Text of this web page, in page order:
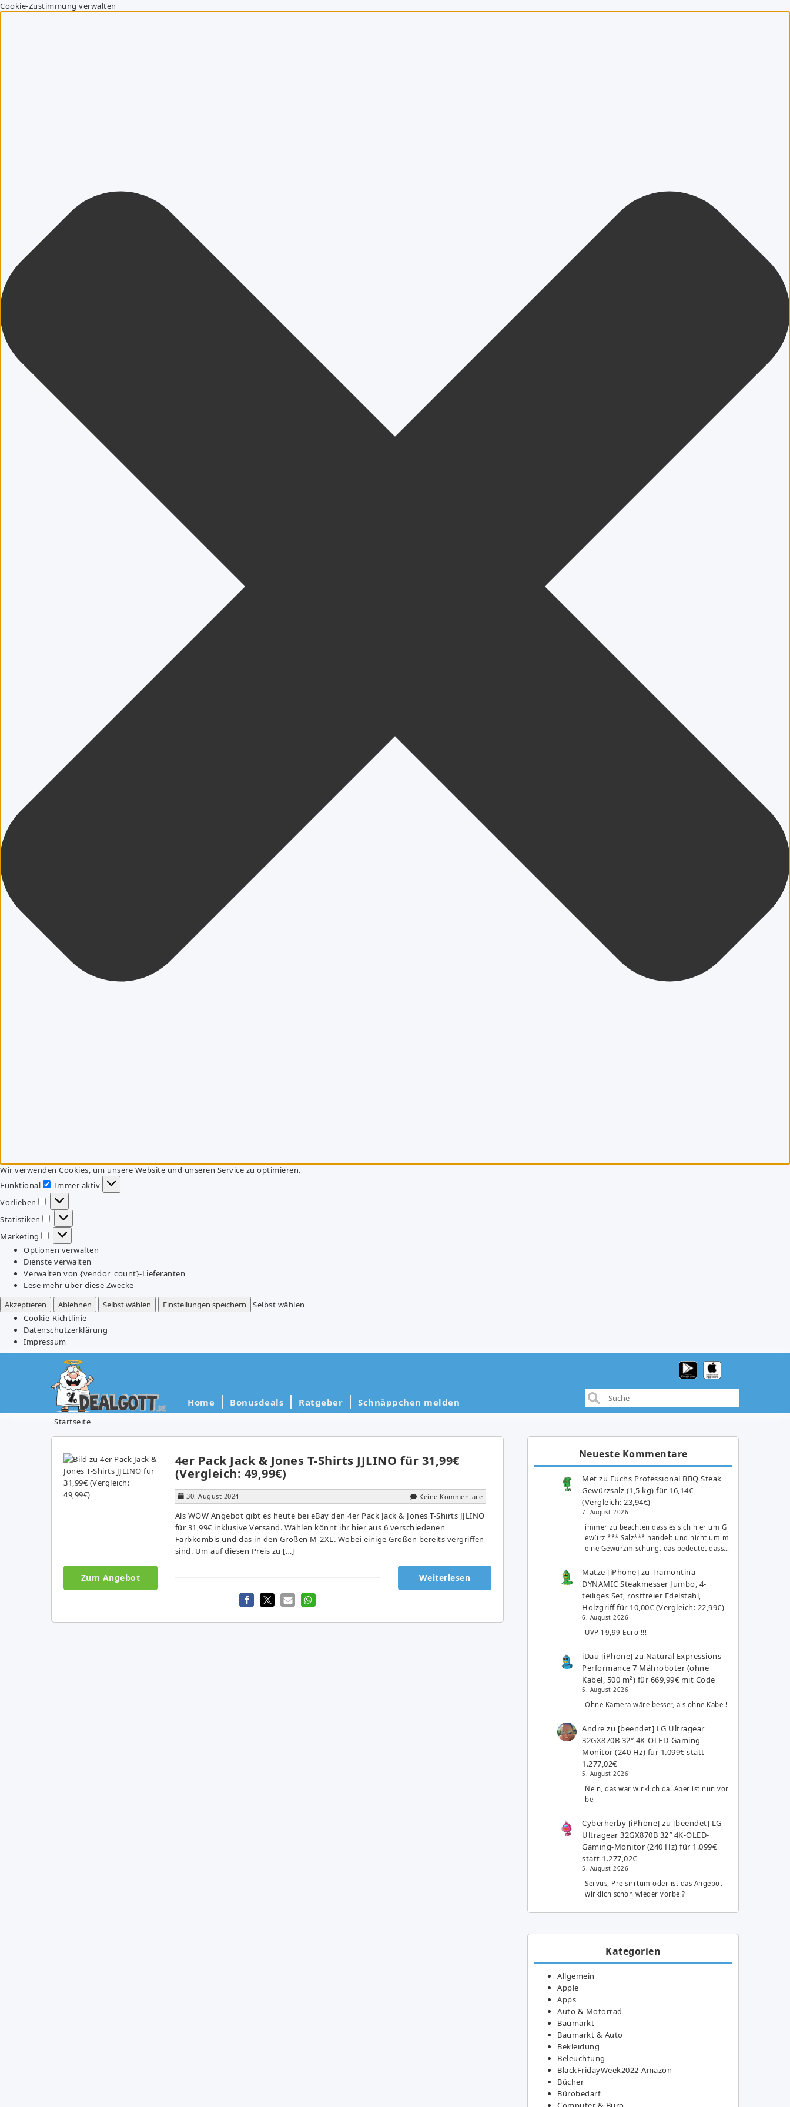
Cookie-Zustimmung verwalten
Wir verwenden Cookies, um unsere Website und unseren Service zu optimieren.
Funktional
Funktional
Immer aktiv
Vorlieben
Vorlieben
Statistiken
Statistiken
Marketing
Marketing
Optionen verwalten
Dienste verwalten
Verwalten von {vendor_count}-Lieferanten
Lese mehr über diese Zwecke
Akzeptieren
Ablehnen Selbst wählen Einstellungen speichern
Selbst wählen
Cookie-Richtlinie
Datenschutzerklärung
Impressum
Home Bonusdeals Ratgeber Schnäppchen melden
Startseite
4er Pack Jack & Jones T-Shirts JJLINO für 31,99€
(Vergleich: 49,99€)
30. August 2024 Keine Kommentare
Als WOW Angebot gibt es heute bei eBay den 4er Pack Jack & Jones T-Shirts JJLINO
für 31,99€ inklusive Versand. Wählen könnt ihr hier aus 6 verschiedenen
Farbkombis und das in den Größen M-2XL. Wobei einige Größen bereits vergriffen
sind. Um auf diesen Preis zu […]
Zum Angebot Weiterlesen
Neueste Kommentare
Met zu Fuchs Professional BBQ Steak
Gewürzsalz (1,5 kg) für 16,14€
(Vergleich: 23,94€)
7. August 2026
immer zu beachten dass es sich hier um G
ewürz *** Salz*** handelt und nicht um m
eine Gewürzmischung. das bedeutet dass…
Matze [iPhone] zuTramontina
DYNAMIC Steakmesser Jumbo, 4-
teiliges Set, rostfreier Edelstahl,
Holzgriff für 10,00€ (Vergleich: 22,99€)
6. August 2026
UVP 19,99 Euro !!!
iDau [iPhone] zu Natural Expressions
Performance 7 Mähroboter (ohne
Kabel, 500 m²) für 669,99€ mit Code
5. August 2026
Ohne Kamera wäre besser, als ohne Kabel!
Andre zu [beendet] LG Ultragear
32GX870B 32″ 4K-OLED-Gaming-
Monitor (240 Hz) für 1.099€ statt
1.277,02€
5. August 2026
Nein, das war wirklich da. Aber ist nun vor
bei
Cyberherby [iPhone] zu [beendet] LG
Ultragear 32GX870B 32″ 4K-OLED-
Gaming-Monitor (240 Hz) für 1.099€
statt 1.277,02€
5. August 2026
Servus, Preisirrtum oder ist das Angebot
wirklich schon wieder vorbei?
Kategorien
Allgemein
Apple
Apps
Auto & Motorrad
Baumarkt
Baumarkt & Auto
Bekleidung
Beleuchtung
BlackFridayWeek2022-Amazon
Bücher
Bürobedarf